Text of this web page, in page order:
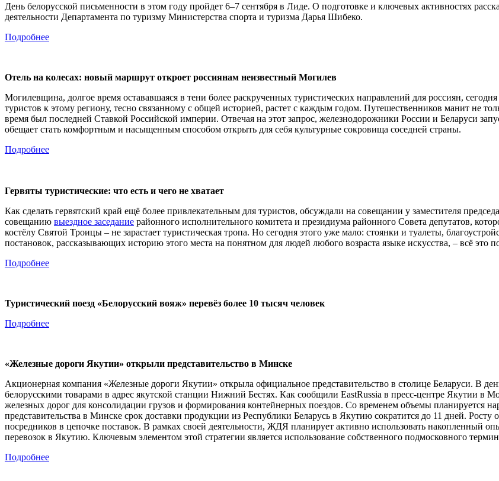
День белорусской письменности в этом году пройдет 6–7 сентября в Лиде. О подготовке и ключевых активностях
деятельности Департамента по туризму Министерства спорта и туризма Дарья Шибеко.
Подробнее
Отель на колесах: новый маршрут откроет россиянам неизвестный Могилев
Могилевщина, долгое время остававшаяся в тени более раскрученных туристических направлений для россиян,
туристов к этому региону, тесно связанному с общей историей, растет с каждым годом. Путешественников манит не
время был последней Ставкой Российской империи. Отвечая на этот запрос, железнодорожники России и Беларуси
обещает стать комфортным и насыщенным способом открыть для себя культурные сокровища соседней страны.
Подробнее
Гервяты туристические: что есть и чего не хватает
Как сделать гервятский край ещё более привлекательным для туристов, обсуждали на совещании у заместителя
совещанию выездное заседание районного исполнительного комитета и президиума районного Совета депутатов,
костёлу Святой Троицы – не зарастает туристическая тропа. Но сегодня этого уже мало: стоянки и туалеты,
постановок, рассказывающих историю этого места на понятном для людей любого возраста языке искусства, – всё это
Подробнее
Туристический поезд «Белорусский вояж» перевёз более 10 тысяч человек
Подробнее
«Железные дороги Якутии» открыли представительство в Минске
Акционерная компания «Железные дороги Якутии» открыла официальное представительство в столице Беларуси. В
белорусскими товарами в адрес якутской станции Нижний Бестях. Как сообщили EastRussia в пресс-центре Якутии в
железных дорог для консолидации грузов и формирования контейнерных поездов. Со временем объемы планируется
представительства в Минске срок доставки продукции из Республики Беларусь в Якутию сократится до 11 дней. Росту
посредников в цепочке поставок. В рамках своей деятельности, ЖДЯ планирует активно использовать накопленный
перевозок в Якутию. Ключевым элементом этой стратегии является использование собственного подмосковного
Подробнее